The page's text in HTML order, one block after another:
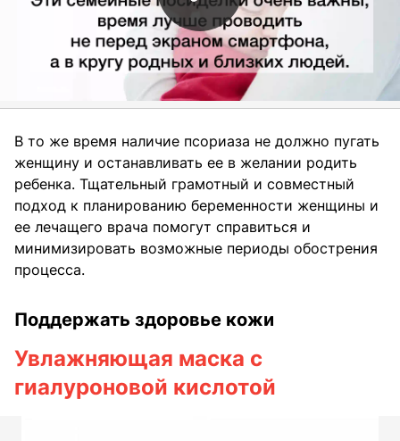
В то же время наличие псориаза не должно пугать
женщину и останавливать ее в желании родить
ребенка. Тщательный грамотный и совместный
подход к планированию беременности женщины и
ее лечащего врача помогут справиться и
минимизировать возможные периоды обострения
процесса.
Поддержать здоровье кожи
Увлажняющая маска с
гиалуроновой кислотой